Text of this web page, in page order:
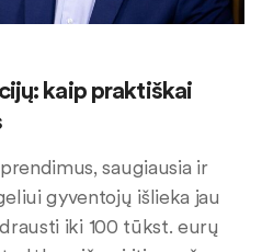
kaip praktiškai
saugiausia ir
gyventojų išlieka jau
iki 100 tūkst. eurų